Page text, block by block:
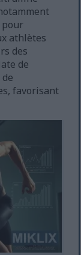
pour
athlètes
des
de
favorisant